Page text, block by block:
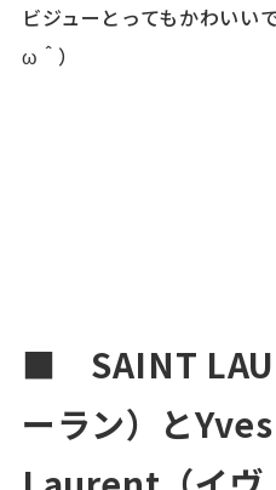
ビジューとってもかわい
ω＾）
■ SAINT
ーラン）と